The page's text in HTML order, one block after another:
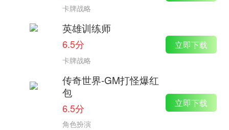
卡牌战略
英雄训练师
6.5分
卡牌战略
立即下载
传奇世界-GM打怪爆红
包
6.5分
角色扮演
立即下载